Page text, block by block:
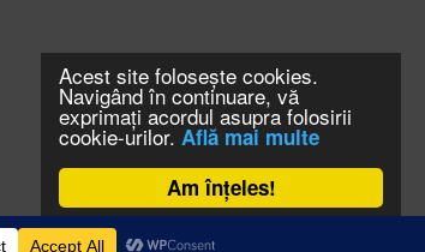
Am înțeles!
Acest site folosește cookies.
Navigând în continuare, vă
exprimați acordul asupra folosirii
cookie-urilor. Află mai multe
CONTACT CLAUS WEB DESIGN & HOSTING